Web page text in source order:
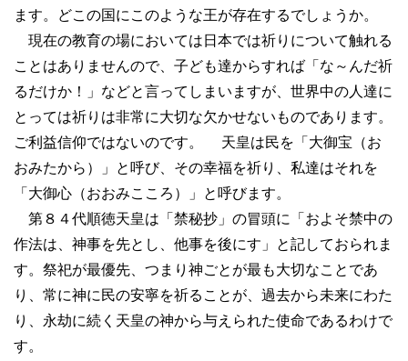
ます。どこの国にこのような王が存在するでしょうか。
現在の教育の場においては日本では祈りについて触れる
ことはありませんので、子ども達からすれば「な～んだ祈
るだけか！」などと言ってしまいますが、世界中の人達に
とっては祈りは非常に大切な欠かせないものであります。
ご利益信仰ではないのです。 天皇は民を「大御宝（お
おみたから）」と呼び、その幸福を祈り、私達はそれを
「大御心（おおみこころ）」と呼びます。
第８４代順徳天皇は「禁秘抄」の冒頭に「およそ禁中の
作法は、神事を先とし、他事を後にす」と記しておられま
す。祭祀が最優先、つまり神ごとが最も大切なことであ
り、常に神に民の安寧を祈ることが、過去から未来にわた
り、永劫に続く天皇の神から与えられた使命であるわけで
す。